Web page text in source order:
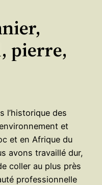
pierre,
l’historique des
et
et en Afrique du
avons travaillé dur,
coller au plus près
professionnelle